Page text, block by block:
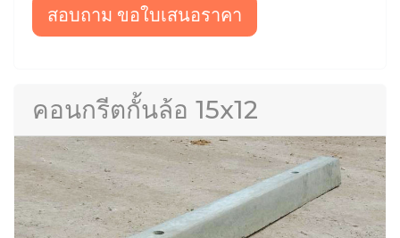
สอบถาม ขอใบเสนอราคา
คอนกรีตกั้นล้อ 15x12